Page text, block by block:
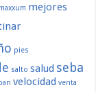
maxxum mejores
pies
salto salud seba
velocidad venta